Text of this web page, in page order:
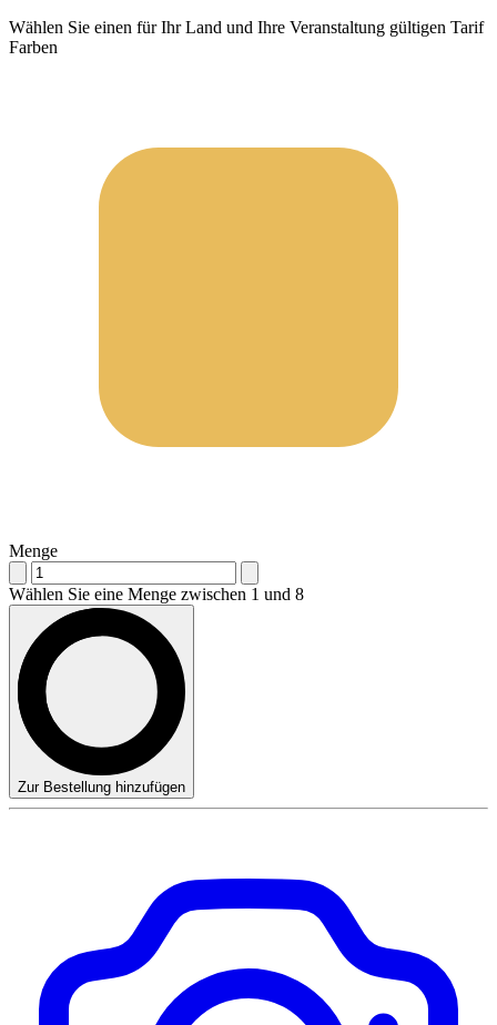
Wählen Sie einen für Ihr Land und Ihre Veranstaltung gültigen Tarif
Farben
Menge
Wählen Sie eine Menge zwischen 1 und 8
Zur Bestellung hinzufügen